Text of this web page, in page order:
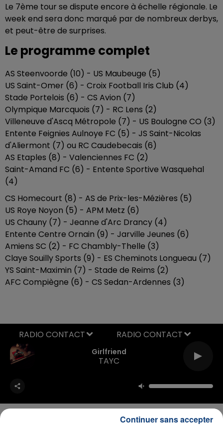
Le 7ème tour se dispute encore à échelle régionale. Le
week end sera donc marqué par de nombreux derbys,
et peut-être de surprises.
Le programme complet
AS Steenvoorde (10) - US Maubeuge (5)
US Saint-Omer (6) - Croix Football Iris Club (4)
Stade Portelois (6) - CS Avion (7)
Olympique Marcquois (7) - RC Lens (2)
Villeneuve d'Ascq Métropole (7) - US Boulogne CO (3)
Entente Feignies Aulnoye FC (5) - JS Saint-Nicolas
d'Aliermont (7) ou RC Caudebecais (6)
AS Etaples (8) - Valenciennes FC (2)
Saint-Amand FC (6) - Entente Sportive Wasquehal
(4)
CS Homecourt (8) - AS de Prix-les-Mézières (5)
US Roye Noyon (5) - APM Metz (6)
US Chauny (7) - Jeanne d'Arc Drancy (4)
Entente Centre Ornain (9) - Jarville Jeunes (6)
Amiens SC (2) - FC Chambly-Thelle (3)
Claye Souilly Sports (9) - ES Cheminots Longueau (7)
YS Saint-Maximin (7) - Stade de Reims (2)
AFC Compiègne (6) - CS Sedan-Ardennes (3)
Girlfriend
TAYC
RADIO CONTACT
Continuer sans accepter